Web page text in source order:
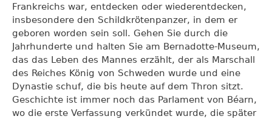
Frankreichs war, entdecken oder wiederentdecken,
insbesondere den Schildkrötenpanzer, in dem er
geboren worden sein soll. Gehen Sie durch die
Jahrhunderte und halten Sie am Bernadotte-Museum,
das das Leben des Mannes erzählt, der als Marschall
des Reiches König von Schweden wurde und eine
Dynastie schuf, die bis heute auf dem Thron sitzt.
Geschichte ist immer noch das Parlament von Béarn,
wo die erste Verfassung verkündet wurde, die später